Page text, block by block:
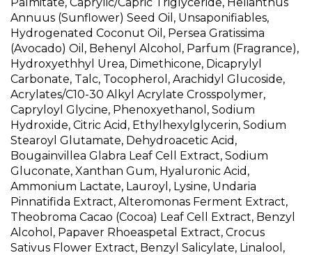
Annuus (Sunflower) Seed Oil, Unsaponifiables,
Hydrogenated Coconut Oil, Persea Gratissima
(Avocado) Oil, Behenyl Alcohol, Parfum (Fragrance),
Hydroxyethhyl Urea, Dimethicone, Dicaprylyl
Carbonate, Talc, Tocopherol, Arachidyl Glucoside,
Acrylates/C10-30 Alkyl Acrylate Crosspolymer,
Capryloyl Glycine, Phenoxyethanol, Sodium
Hydroxide, Citric Acid, Ethylhexylglycerin, Sodium
Stearoyl Glutamate, Dehydroacetic Acid,
Bougainvillea Glabra Leaf Cell Extract, Sodium
Gluconate, Xanthan Gum, Hyaluronic Acid,
Ammonium Lactate, Lauroyl, Lysine, Undaria
Pinnatifida Extract, Alteromonas Ferment Extract,
Theobroma Cacao (Cocoa) Leaf Cell Extract, Benzyl
Alcohol, Papaver Rhoeaspetal Extract, Crocus
Sativus Flower Extract, Benzyl Salicylate, Linalool,